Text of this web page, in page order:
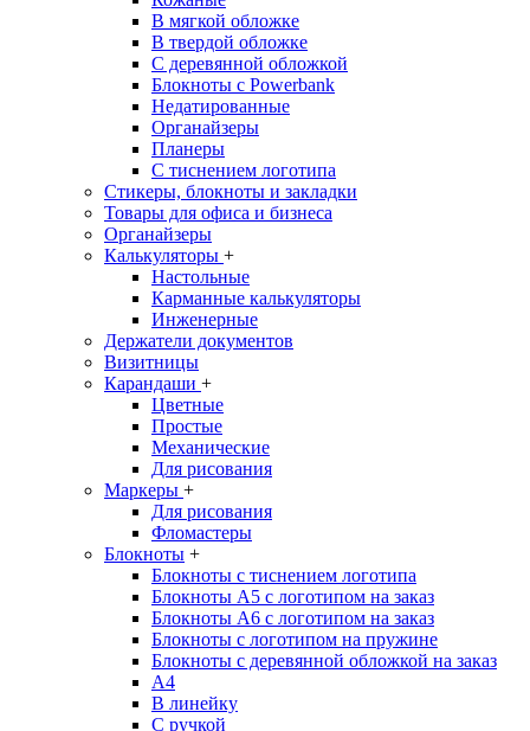
В мягкой обложке
В твердой обложке
С деревянной обложкой
Блокноты с Powerbank
Недатированные
Органайзеры
Планеры
С тиснением логотипа
Стикеры, блокноты и закладки
Товары для офиса и бизнеса
Органайзеры
Калькуляторы +
Настольные
Карманные калькуляторы
Инженерные
Держатели документов
Визитницы
Карандаши +
Цветные
Простые
Механические
Для рисования
Маркеры +
Для рисования
Фломастеры
Блокноты +
Блокноты с тиснением логотипа
Блокноты А5 с логотипом на заказ
Блокноты А6 с логотипом на заказ
Блокноты с логотипом на пружине
Блокноты с деревянной обложкой на заказ
A4
В линейку
С ручкой